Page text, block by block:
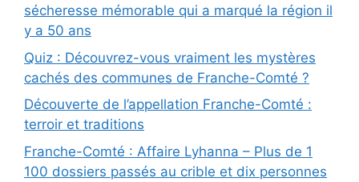
sécheresse mémorable qui a marqué la région il
y a 50 ans
Quiz : Découvrez-vous vraiment les mystères
cachés des communes de Franche-Comté ?
Découverte de l’appellation Franche-Comté :
terroir et traditions
Franche-Comté : Affaire Lyhanna – Plus de 1
100 dossiers passés au crible et dix personnes